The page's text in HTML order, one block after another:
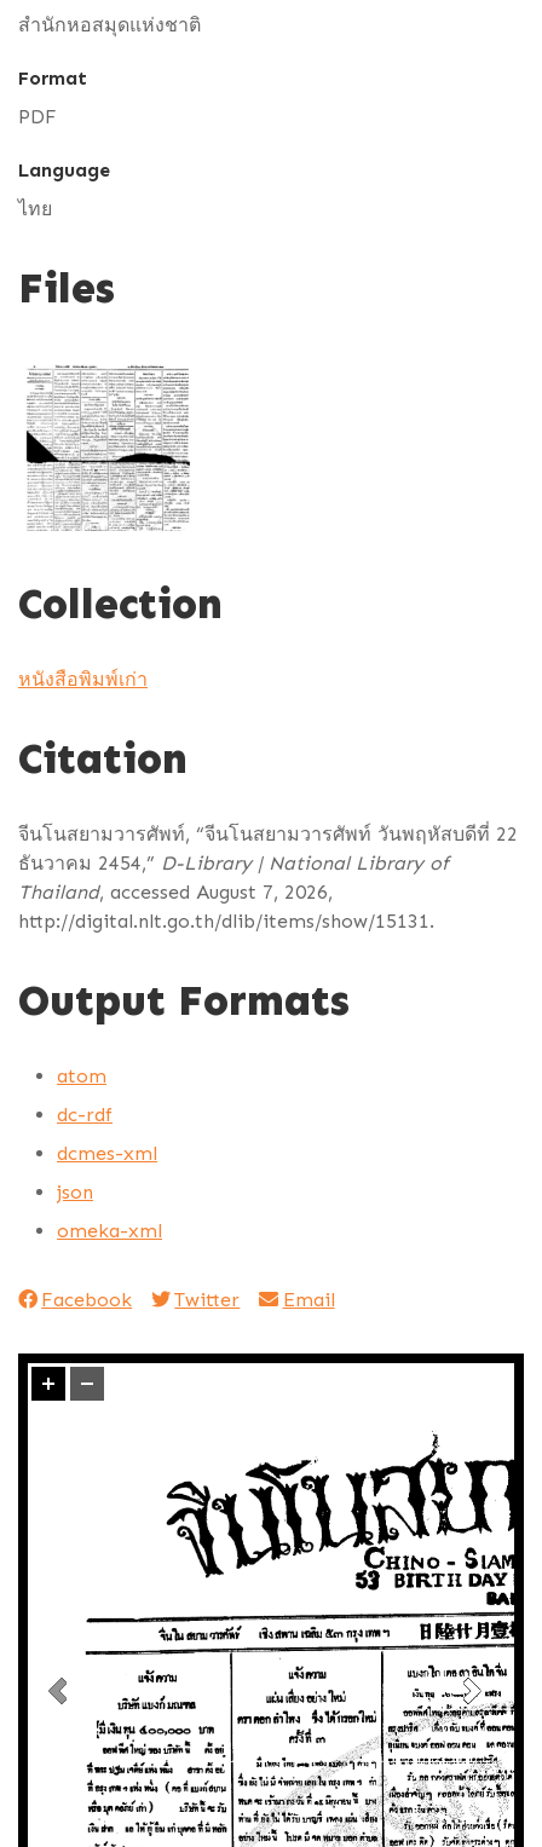
สำนักหอสมุดแห่งชาติ
Format
PDF
Language
ไทย
Files
Collection
หนังสือพิมพ์เก่า
Citation
จีนโนสยามวารศัพท์, “จีนโนสยามวารศัพท์ วันพฤหัสบดีที่ 22
ธันวาคม 2454,” D-Library | National Library of
Thailand, accessed August 7, 2026,
http://digital.nlt.go.th/dlib/items/show/15131.
Output Formats
atom
dc-rdf
dcmes-xml
json
omeka-xml
Facebook Twitter Email